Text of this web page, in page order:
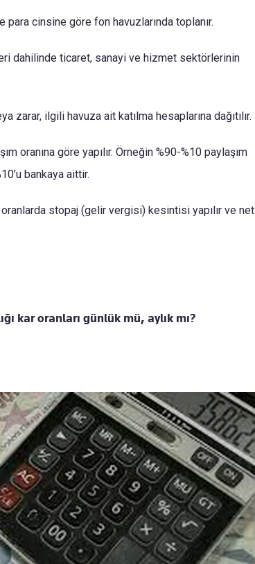
para cinsine göre fon havuzlarında toplanır.
dahilinde ticaret, sanayi ve hizmet sektörlerinin
ilgili havuza ait katılma hesaplarına dağıtılır.
oranına göre yapılır. Örneğin %90-%10 paylaşım
bankaya aittir.
stopaj (gelir vergisi) kesintisi yapılır ve net
kar oranları günlük mü, aylık mı?